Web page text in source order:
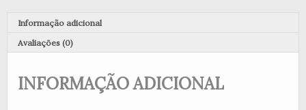
Informação adicional
Avaliações (0)
INFORMAÇÃO ADICIONAL